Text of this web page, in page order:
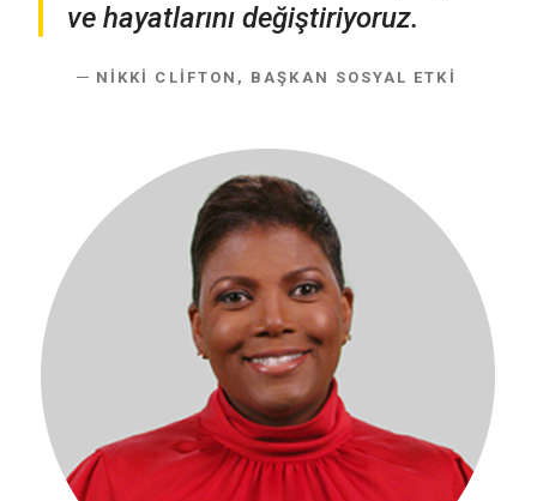
ve hayatlarını değiştiriyoruz.
NIKKI CLIFTON, BAŞKAN SOSYAL ETKI